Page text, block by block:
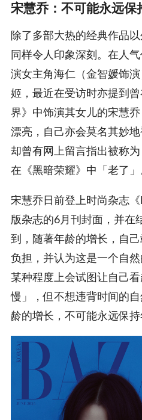
宋慧乔：不可能永远保
除了多部大热的经典作品
同样令人印象深刻。在人
演女主角海仁（金智媛饰
姬，最近在受访时亦提到
界》中饰演其女儿的宋慧
漂亮，自己亦会莫名其妙
却曾有网上留言指出被称
在《黑暗荣耀》中「老了」
宋慧乔日前登上时尚杂志
版杂志的6月刊封面，并在
到，随著年龄的增长，自
负担，并认为这是一个自
某种程度上会试图让自己
慢」，但不想违背时间的
龄的增长，不可能永远保持